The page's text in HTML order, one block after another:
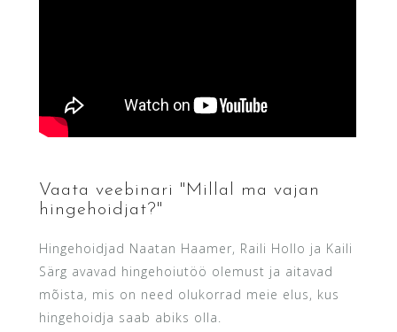
Vaata veebinari "Millal ma vajan
hingehoidjat?"
Hingehoidjad Naatan Haamer, Raili Hollo ja Kaili
Särg avavad hingehoiutöö olemust ja aitavad
mõista, mis on need olukorrad meie elus, kus
hingehoidja saab abiks olla.